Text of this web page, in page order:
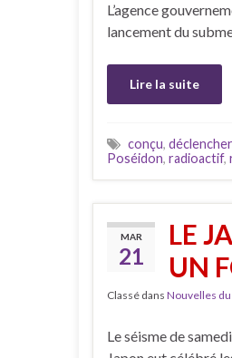
L’agence
lancement du
Lire la suite
conçu, déclencher
Poséidon, radioactif,
MAR
21
LE
UN
Classé dans Nouvelles
Le séisme de